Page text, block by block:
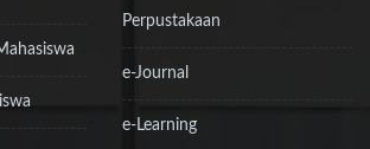
Perpustakaan
e-Journal
e-Learning